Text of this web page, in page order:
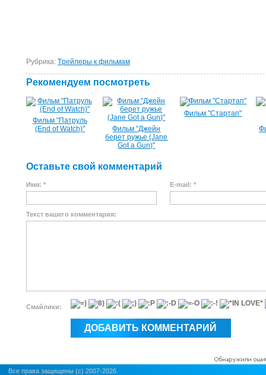
Рубрика: Tрейлеры к фильмам
Рекомендуем посмотреть
Фильм "Патруль
(End of Watch)"
Фильм "Джейн
берет ружье (Jane
Got a Gun)"
Фильм "Стартап"
Оставьте свой комментарий
Имя: * E-mail: *
Текст вашего комментария:
Смайлики:
Все права защищены (c) 2007-2026.